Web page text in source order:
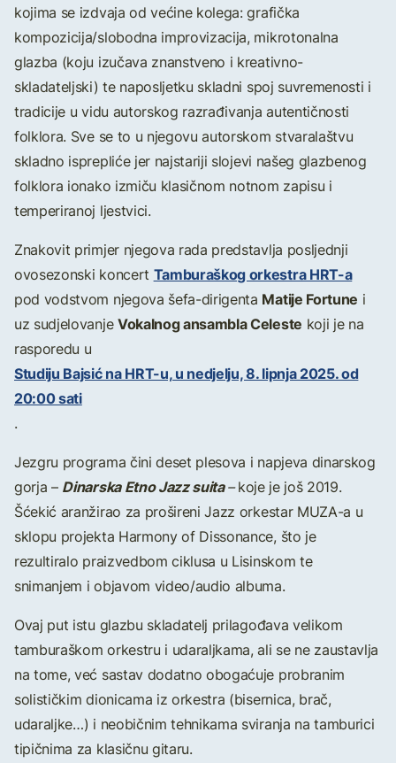
kojima se izdvaja od većine kolega: grafička
kompozicija/slobodna improvizacija, mikrotonalna
glazba (koju izučava znanstveno i kreativno-
skladateljski) te naposljetku skladni spoj suvremenosti i
tradicije u vidu autorskog razrađivanja autentičnosti
folklora. Sve se to u njegovu autorskom stvaralaštvu
skladno isprepliće jer najstariji slojevi našeg glazbenog
folklora ionako izmiču klasičnom notnom zapisu i
temperiranoj ljestvici.
Znakovit primjer njegova rada predstavlja posljednji
ovosezonski koncert Tamburaškog orkestra HRT-a
pod vodstvom njegova šefa-dirigenta Matije Fortune i
uz sudjelovanjeVokalnog ansambla Celeste koji je na
rasporedu u
Studiju Bajsić na HRT-u, u nedjelju, 8. lipnja 2025. od
20:00 sati
.
Jezgru programa čini deset plesova i napjeva dinarskog
gorja – Dinarska Etno Jazz suita–koje je još 2019.
Šćekić aranžirao za prošireni Jazz orkestar MUZA-a u
sklopu projekta Harmony of Dissonance, što je
rezultiralo praizvedbom ciklusa u Lisinskom te
snimanjem i objavom video/audio albuma.
Ovaj put istu glazbu skladatelj prilagođava velikom
tamburaškom orkestru i udaraljkama, ali se ne zaustavlja
na tome, već sastav dodatno obogaćuje probranim
solističkim dionicama iz orkestra (bisernica, brač,
udaraljke…) i neobičnim tehnikama sviranja na tamburici
tipičnima za klasičnu gitaru.